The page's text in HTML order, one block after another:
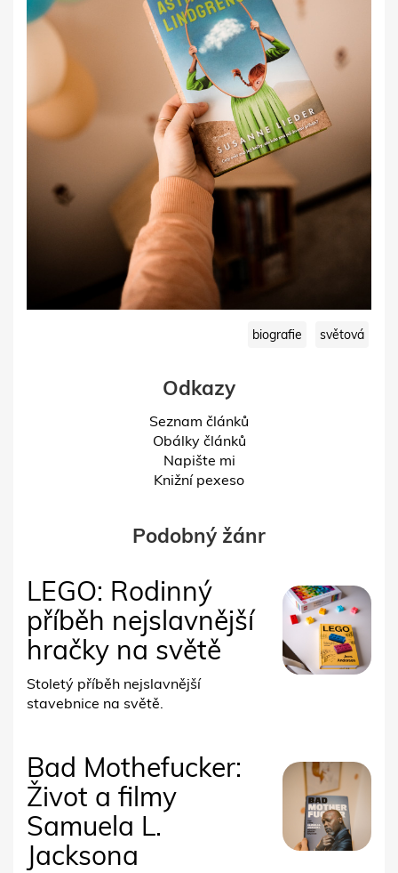
biografie světová
Odkazy
Seznam článků
Obálky článků
Napište mi
Knižní pexeso
Podobný žánr
LEGO: Rodinný
příběh nejslavnější
hračky na světě
Stoletý příběh nejslavnější
stavebnice na světě.
Bad Mothefucker:
Život a filmy
Samuela L.
Jacksona